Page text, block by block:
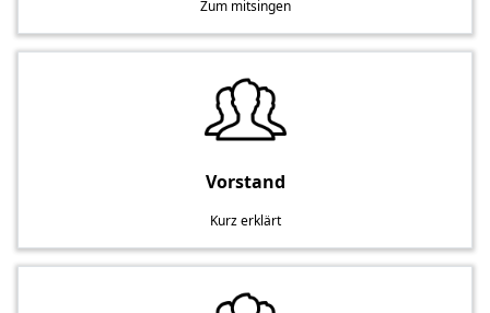
Zum mitsingen
Vorstand
Kurz erklärt